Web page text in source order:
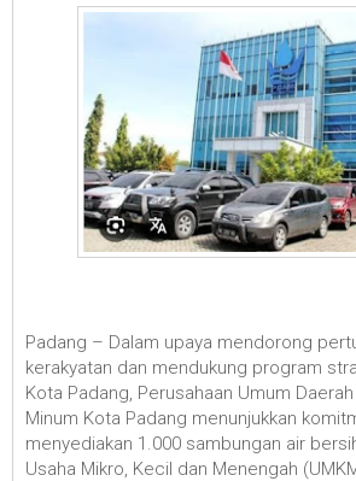
Padang – Dalam upaya mendorong
kerakyatan dan mendukung program
Kota Padang, Perusahaan Umum
Minum Kota Padang menunjukkan
menyediakan 1.000 sambungan air
Usaha Mikro, Kecil dan Menengah